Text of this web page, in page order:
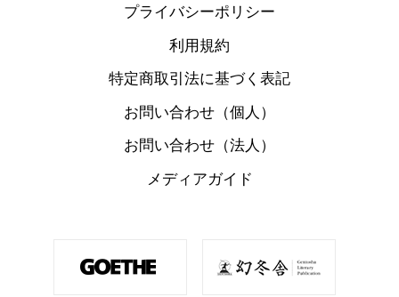
プライバシーポリシー
利用規約
特定商取引法に基づく表記
お問い合わせ（個人）
お問い合わせ（法人）
メディアガイド